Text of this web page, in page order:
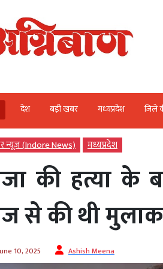
देश बड़ी खबर मध्‍यप्रदेश जिले
न्यूज़ (Indore News) मध्‍यप्रदेश
की हत्या के
से की थी
10, 2025 Ashish Meena